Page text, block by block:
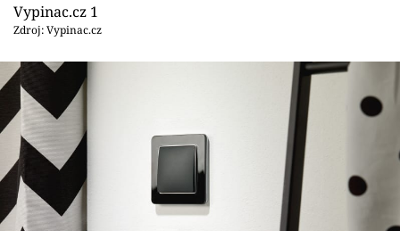
Vypinac.cz 1
Zdroj: Vypinac.cz